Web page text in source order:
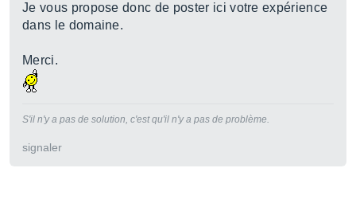
Je vous propose donc de poster ici votre expérience
dans le domaine.
Merci.
S'il n'y a pas de solution, c'est qu'il n'y a pas de problème.
signaler